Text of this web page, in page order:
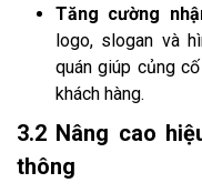
Tăng cường
logo, slogan và
quán giúp củng
khách hàng.
3.2 Nâng cao
thông